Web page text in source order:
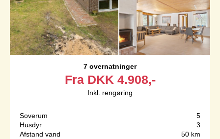
7 overnatninger
Fra DKK 4.908,-
Inkl. rengøring
Soverum
5
Husdyr
3
Afstand vand
50 km